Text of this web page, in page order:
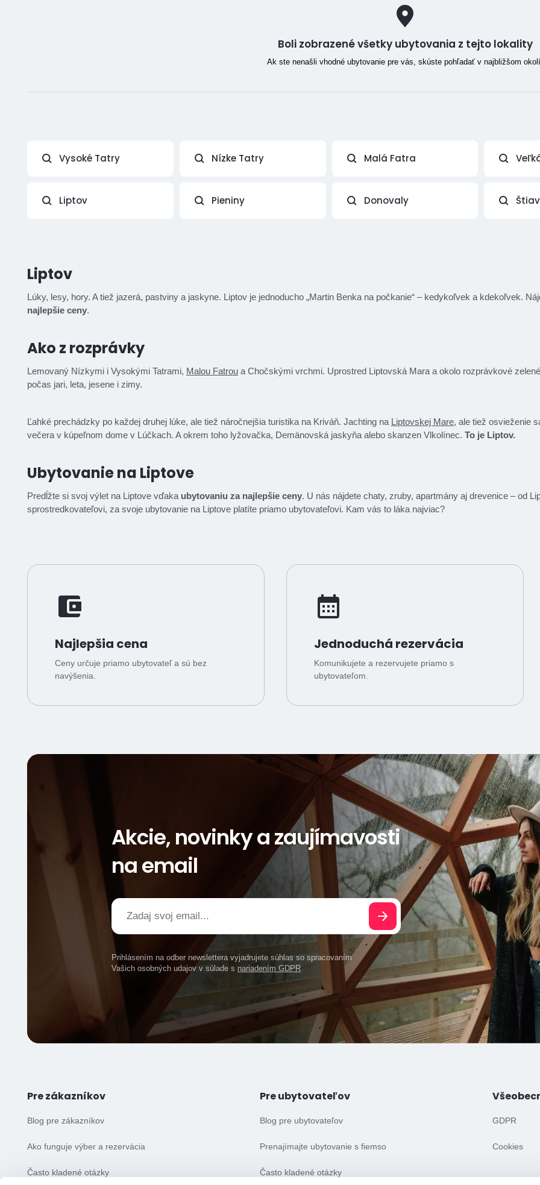
Boli zobrazené všetky ubytovania z tejto lokality
Ak ste nenašli vhodné ubytovanie pre vás, skúste pohľadať v najbližšom
Vysoké Tatry Nízke Tatry Malá Fatra
Liptov Pieniny Donovaly
Liptov
Lúky, lesy, hory. A tiež jazerá, pastviny a jaskyne. Liptov je jednoducho „Martin Benka na počkanie“ – kedykoľvek a kdekoľvek.
najlepšie ceny.
Ako z rozprávky
Lemovaný Nízkymi i Vysokými Tatrami, Malou Fatrou a Chočskými vrchmi. Uprostred Liptovská Mara a okolo rozprávkové
počas jari, leta, jesene i zimy.
Ľahké prechádzky po každej druhej lúke, ale tiež náročnejšia turistika na Kriváň. Jachting na Liptovskej Mare, ale tiež osvieženie
večera v kúpeľnom dome v Lúčkach. A okrem toho lyžovačka, Demänovská jaskyňa alebo skanzen Vlkolínec. To je Liptov.
Ubytovanie na Liptove
Predĺžte si svoj výlet na Liptove vďaka ubytovaniu za najlepšie ceny. U nás nájdete chaty, zruby, apartmány aj drevenice – od
sprostredkovateľovi, za svoje ubytovanie na Liptove platíte priamo ubytovateľovi. Kam vás to láka najviac?
Najlepšia cena
Ceny určuje priamo ubytovateľ a sú bez
navýšenia.
Jednoduchá rezervácia
Komunikujete a rezervujete priamo s
ubytovateľom.
Akcie, novinky a zaujímavosti
na email
Prihlásením na odber newslettera vyjadrujete súhlas so spracovaním
Vašich osobných udajov v súlade s nariadením GDPR
Pre zákazníkov
Blog pre zákazníkov
Ako funguje výber a rezervácia
Často kladené otázky
Pre ubytovateľov
Blog pre ubytovateľov
Prenajímajte ubytovanie s fiemso
Často kladené otázky
GDPR
Cookies